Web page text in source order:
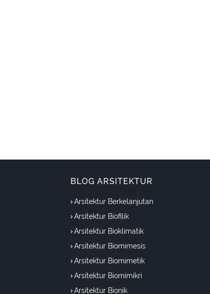
BLOG ARSITEKTUR
Arsitektur Berkelanjutan
Arsitektur Biofilik
Arsitektur Bioklimatik
Arsitektur Biomimesis
Arsitektur Biomimetik
Arsitektur Biomimikri
Arsitektur Bionik